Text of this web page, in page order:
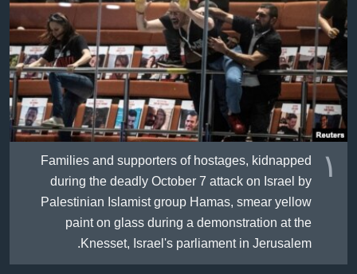
ژیان لە فەرهەنگدا
Learning English
FOLLOW US
١
Families and supporters of hostages, kidnapped
during the deadly October 7 attack on Israel by
Palestinian Islamist group Hamas, smear yellow
paint on glass during a demonstration at the
Knesset, Israel's parliament in Jerusalem.